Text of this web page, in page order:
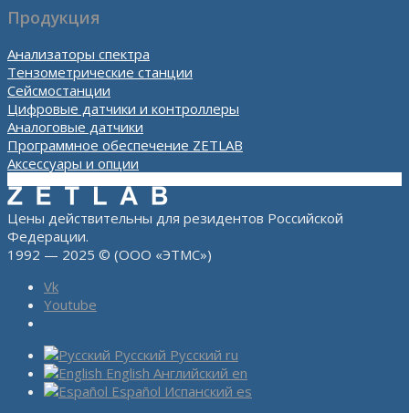
Продукция
Анализаторы спектра
Тензометрические станции
Сейсмостанции
Цифровые датчики и контроллеры
Аналоговые датчики
Программное обеспечение ZETLAB
Аксессуары и опции
Цены действительны для резидентов Российской
Федерации.
1992 — 2025 © (ООО «ЭТМС»)
Vk
Youtube
Русский Русский ru
English Английский en
Español Испанский es